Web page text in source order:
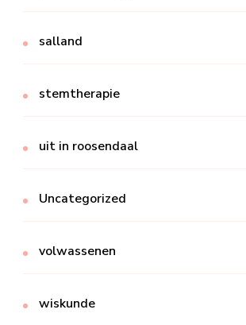
salland
stemtherapie
uit in roosendaal
Uncategorized
volwassenen
wiskunde